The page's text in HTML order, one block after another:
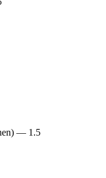
— 1.5